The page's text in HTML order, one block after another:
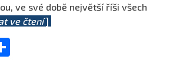
ve své době největší říši všech
ve čtení]